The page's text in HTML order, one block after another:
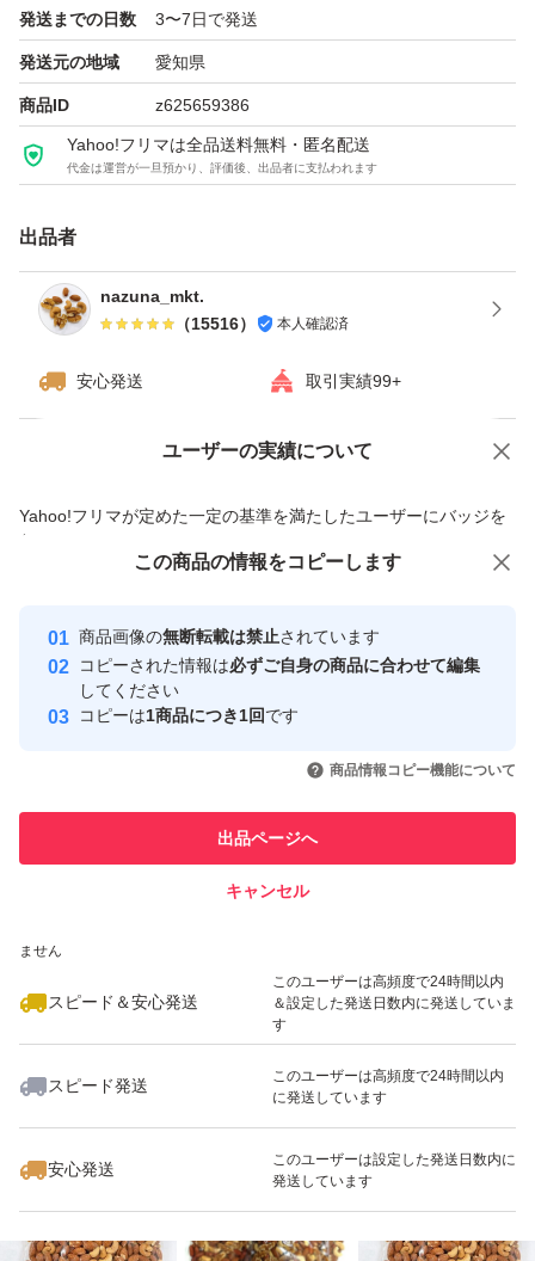
るみやアーモンドをいっぱい食べたいあなたに(^^)
★全てご注文いただいてから袋詰いたしますので、新鮮な
ナッツをお届けいたします^ - ^
★チャック付き袋でのお届けですので、保存にも便利！
もナッツがしけてしまう可能性がございます。ご理解・ご
了承下さい。
種類ミックスナッツ
発送までの日数 3〜7日で発送
発送元の地域 愛知県
商品ID z625659386
Yahoo!フリマは全品送料無料・匿名配送
代金は運営が一旦預かり、評価後、出品者に支払われます
出品者
nazuna_mkt.
（15516） 本人確認済
安心発送 取引実績99+
ユーザーの実績について
Yahoo!フリマが定めた一定の基準を満たしたユーザーにバッジを
付与しています
安心取引出品者
心・安全なユーザーです
取引実績
引を完了させた実績があります
での取引実績があります
ません
スピード＆安心発送
このユーザーは高頻度で24時間以内
＆設定した発送日数内に発送していま
す
スピード発送
このユーザーは高頻度で24時間以内
に発送しています
安心発送
このユーザーは設定した発送日数内に
発送しています
価格の相談 商品への質問
この商品の情報をコピーします
商品画像の無断転載は禁止されています
コピーされた情報は必ずご自身の商品に合わせて編集
してください
コピーは1商品につき1回です
商品情報コピー機能について
出品ページへ
キャンセル
この商品をみている人にオススメ
いいね！
1,780